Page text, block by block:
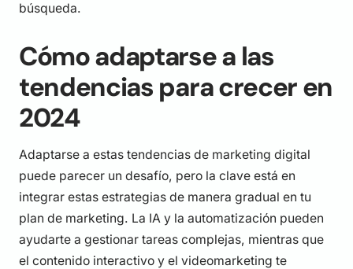
búsqueda.
Cómo adaptarse a las
tendencias para crecer en
2024
Adaptarse a estas tendencias de marketing digital
puede parecer un desafío, pero la clave está en
integrar estas estrategias de manera gradual en tu
plan de marketing. La IA y la automatización pueden
ayudarte a gestionar tareas complejas, mientras que
el contenido interactivo y el videomarketing te